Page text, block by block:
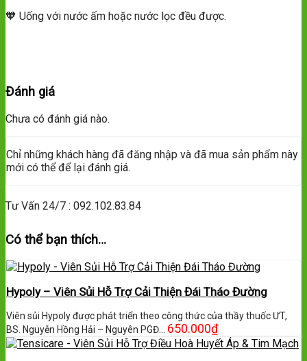
🧡 Uống với nước ấm hoặc nước lọc đều được.
Đánh giá
Chưa có đánh giá nào.
Chỉ những khách hàng đã đăng nhập và đã mua sản phẩm này
mới có thể để lại đánh giá.
Tư Vấn 24/7 : 092.102.83.84
Có thể bạn thích…
Hypoly – Viên Sủi Hỗ Trợ Cải Thiện Đái Tháo Đường
Viên sủi Hypoly được phát triển theo công thức của thầy thuốc ƯT,
BS. Nguyễn Hồng Hải – Nguyên PGĐ… 650.000₫